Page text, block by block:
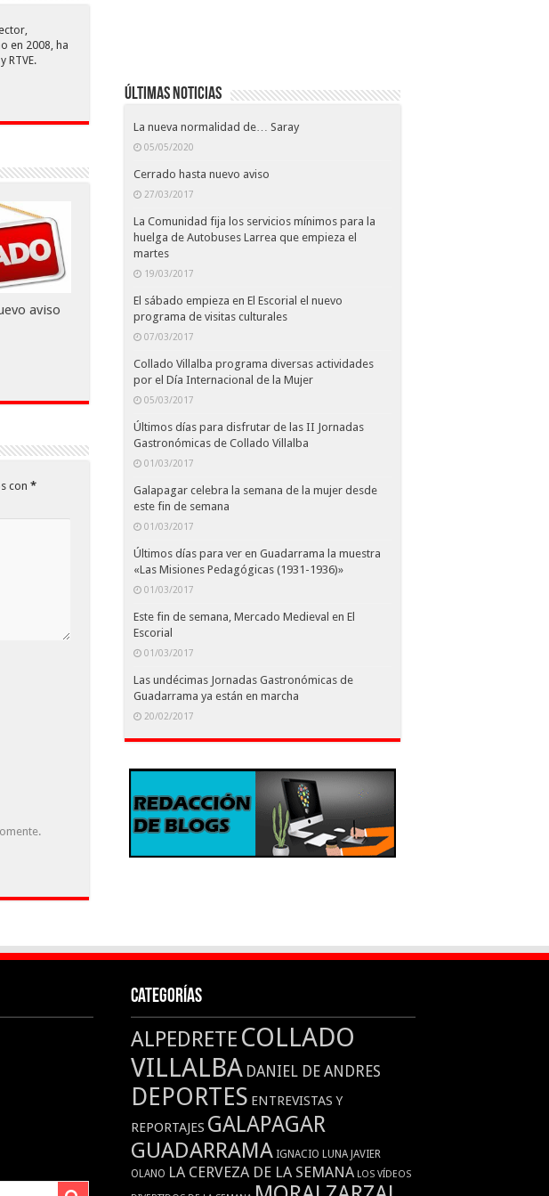
en 2008, ha
RTVE.
aviso
con *
Últimas noticias
La nueva normalidad de… Saray
05/05/2020
Cerrado hasta nuevo aviso
27/03/2017
La Comunidad fija los servicios mínimos para la
huelga de Autobuses Larrea que empieza el
martes
19/03/2017
El sábado empieza en El Escorial el nuevo
programa de visitas culturales
07/03/2017
Collado Villalba programa diversas actividades
por el Día Internacional de la Mujer
05/03/2017
Últimos días para disfrutar de las II Jornadas
Gastronómicas de Collado Villalba
01/03/2017
Galapagar celebra la semana de la mujer desde
este fin de semana
01/03/2017
Últimos días para ver en Guadarrama la muestra
«Las Misiones Pedagógicas (1931-1936)»
01/03/2017
Este fin de semana, Mercado Medieval en El
Escorial
01/03/2017
Las undécimas Jornadas Gastronómicas de
Guadarrama ya están en marcha
20/02/2017
Categorías
ALPEDRETE COLLADO
VILLALBA DANIEL DE ANDRES
DEPORTES ENTREVISTAS Y
REPORTAJES GALAPAGAR
GUADARRAMA IGNACIO LUNA JAVIER
OLANO LA CERVEZA DE LA SEMANA LOS VÍDEOS